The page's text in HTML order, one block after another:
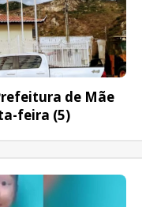
de Mãe
feira (5)